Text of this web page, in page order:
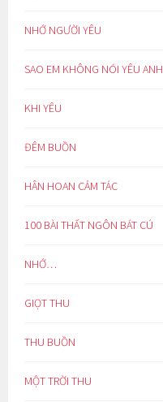
NHỚ NGƯỜI YÊU
SAO EM KHÔNG NÓI YÊU ANH
KHI YÊU
ĐÊM BUỒN
HÂN HOAN CẢM TÁC
100 BÀI THẤT NGÔN BÁT CÚ
NHỚ…
GIỌT THU
THU BUỒN
MỘT TRỜI THU